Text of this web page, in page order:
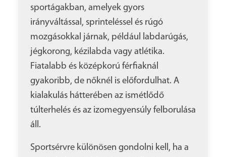
sportágakban, amelyek gyors
irányváltással, sprinteléssel és rúgó
mozgásokkal járnak, például labdarúgás,
jégkorong, kézilabda vagy atlétika.
Fiatalabb és középkorú férfiaknál
gyakoribb, de nőknél is előfordulhat. A
kialakulás hátterében az ismétlődő
túlterhelés és az izomegyensúly felborulása
áll.
Sportsérvre különösen gondolni kell, ha a